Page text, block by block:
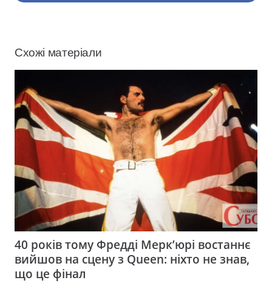
Схожі матеріали
40 років тому Фредді Мерк’юрі востаннє
вийшов на сцену з Queen: ніхто не знав,
що це фінал